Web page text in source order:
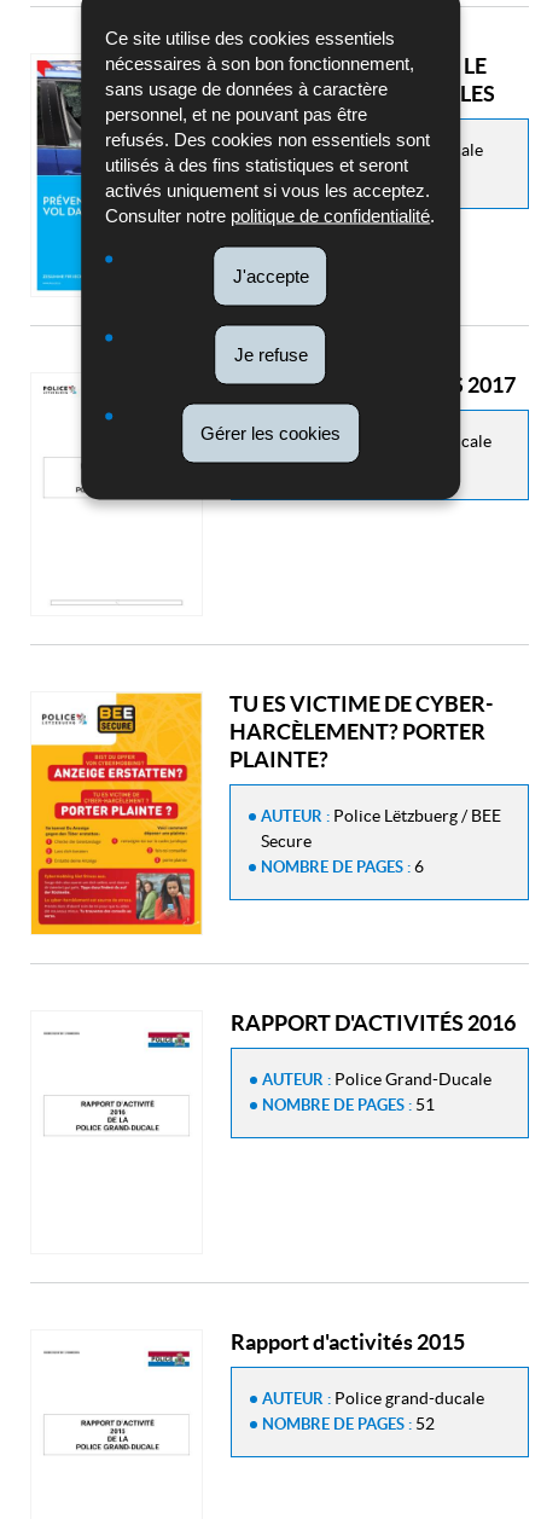
Ce site utilise des cookies essentiels
nécessaires à son bon fonctionnement,
sans usage de données à caractère
personnel, et ne pouvant pas être
refusés. Des cookies non essentiels sont
utilisés à des fins statistiques et seront
activés uniquement si vous les acceptez.
Consulter notre politique de confidentialité
J'accepte
Je refuse
Gérer les cookies
PRÉVENTION CONTRE LE
VOL DANS LES VÉHICULES
AUTEUR :Police grand-ducale
NOMBRE DE PAGES :
RAPPORT D'ACTIVITÉS 2017
AUTEUR :Police Grand-Ducale
NOMBRE DE PAGES :
TU ES VICTIME DE CYBER-
HARCÈLEMENT? PORTER
PLAINTE?
AUTEUR : Police Lëtzbuerg / BEE
Secure
NOMBRE DE PAGES :6
RAPPORT D'ACTIVITÉS 2016
AUTEUR : Police Grand-Ducale
NOMBRE DE PAGES : 51
Rapport d'activités 2015
AUTEUR : Police grand-ducale
NOMBRE DE PAGES : 52